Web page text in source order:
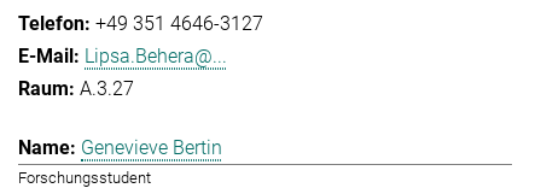
+49 351 4646-3127
Lipsa.Behera@...
A.3.27
Genevieve Bertin
Forschungsstudent